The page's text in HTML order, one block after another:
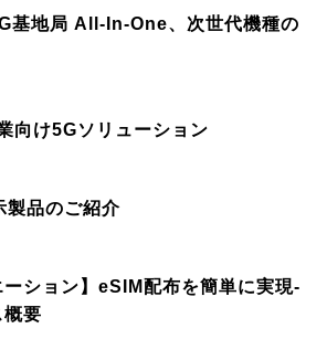
基地局 All-In-One、次世代機種の
向け5Gソリューション
製品のご紹介
ーション】eSIM配布を簡単に実現-
要